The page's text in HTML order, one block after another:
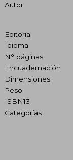
Autor
Editorial
Idioma
N° páginas
Encuadernación
Dimensiones
Peso
ISBN13
Categorías